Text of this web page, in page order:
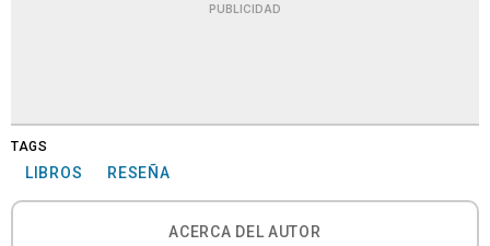
PUBLICIDAD
TAGS
LIBROS RESEÑA
ACERCA DEL AUTOR